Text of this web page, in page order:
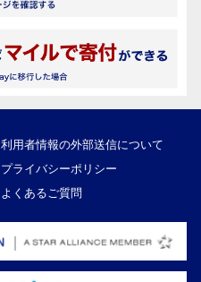
利用者情報の外部送信について
プライバシーポリシー
よくあるご質問